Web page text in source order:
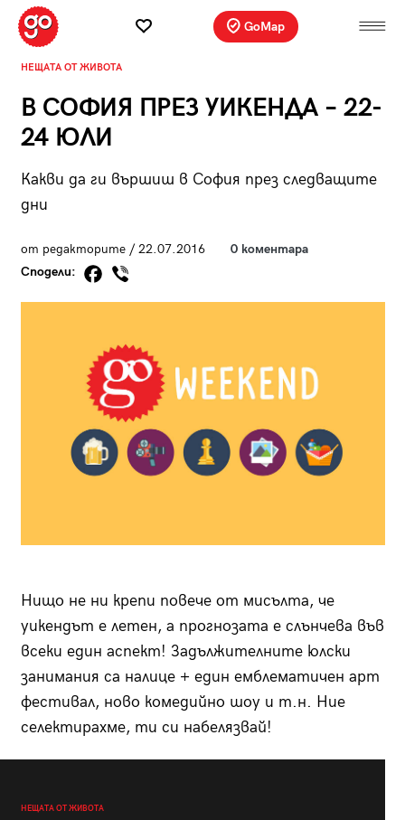
GoMap
НЕЩАТА ОТ ЖИВОТА
В СОФИЯ ПРЕЗ УИКЕНДА – 22-
24 ЮЛИ
Какви да ги вършиш в София през следващите
дни
от редакторите / 22.07.2016
0 коментара
Сподели:
Нищо не ни крепи повече от мисълта, че
уикендът е летен, а прогнозата е слънчева във
всеки един аспект! Задължителните юлски
занимания са налице + един емблематичен арт
фестивал, ново комедийно шоу и т.н. Ние
селектирахме, ти си набелязвай!
НЕЩАТА ОТ ЖИВОТА